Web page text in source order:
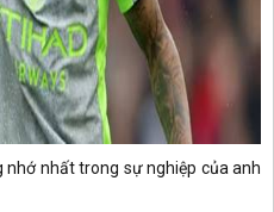
nhất trong sự nghiệp của anh